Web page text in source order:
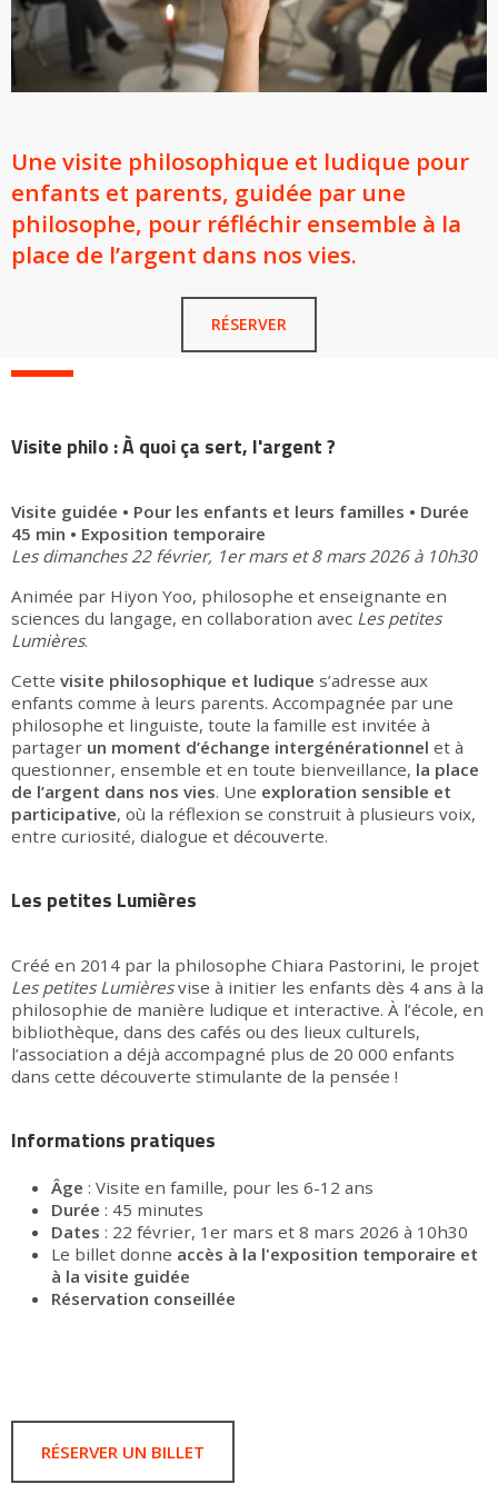
Une visite philosophique et ludique pour
enfants et parents, guidée par une
philosophe, pour réfléchir ensemble à la
place de l’argent dans nos vies.
RÉSERVER
Visite philo : À quoi ça sert, l'argent ?
Visite guidée • Pour les enfants et leurs familles • Durée
45 min • Exposition temporaire
Les dimanches 22 février, 1er mars et 8 mars 2026 à 10h30
Animée par Hiyon Yoo, philosophe et enseignante en
sciences du langage, en collaboration avec Les petites
Lumières.
Cette visite philosophique et ludique s’adresse aux
enfants comme à leurs parents. Accompagnée par une
philosophe et linguiste, toute la famille est invitée à
partager un moment d’échange intergénérationnel et à
questionner, ensemble et en toute bienveillance, la place
de l’argent dans nos vies. Une exploration sensible et
participative, où la réflexion se construit à plusieurs voix,
entre curiosité, dialogue et découverte.
Les petites Lumières
Créé en 2014 par la philosophe Chiara Pastorini, le projet
Les petites Lumièresvise à initier les enfants dès 4 ans à la
philosophie de manière ludique et interactive. À l’école, en
bibliothèque, dans des cafés ou des lieux culturels,
l’association a déjà accompagné plus de 20 000 enfants
dans cette découverte stimulante de la pensée !
Informations pratiques
Âge : Visite en famille, pour les 6-12 ans
Durée : 45 minutes
Dates : 22 février, 1er mars et 8 mars 2026 à 10h30
Le billet donne accès à la l'exposition temporaire et
à la visite guidée
Réservation conseillée
RÉSERVER UN BILLET